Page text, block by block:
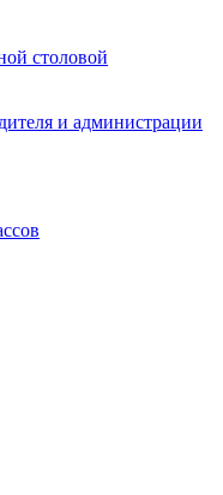
столовой
и администрации